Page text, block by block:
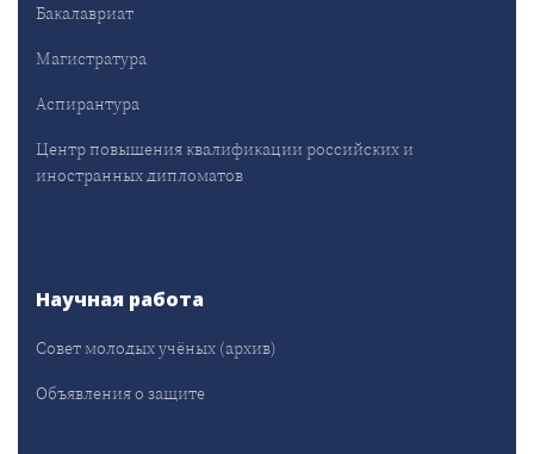
Бакалавриат
Магистратура
Аспирантура
Центр повышения квалификации российских и
иностранных дипломатов
Научная работа
Совет молодых учёных (архив)
Объявления о защите